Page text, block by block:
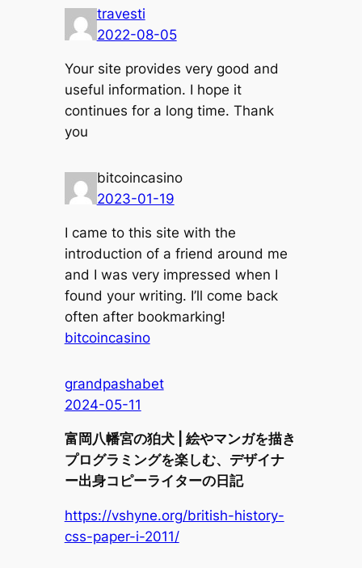
travesti
2022-08-05
Your site provides very good and
useful information. I hope it
continues for a long time. Thank
you
bitcoincasino
2023-01-19
I came to this site with the
introduction of a friend around me
and I was very impressed when I
found your writing. I’ll come back
often after bookmarking!
bitcoincasino
grandpashabet
2024-05-11
富岡八幡宮の狛犬 | 絵やマンガを描き
プログラミングを楽しむ、デザイナ
ー出身コピーライターの日記
https://vshyne.org/british-history-
css-paper-i-2011/